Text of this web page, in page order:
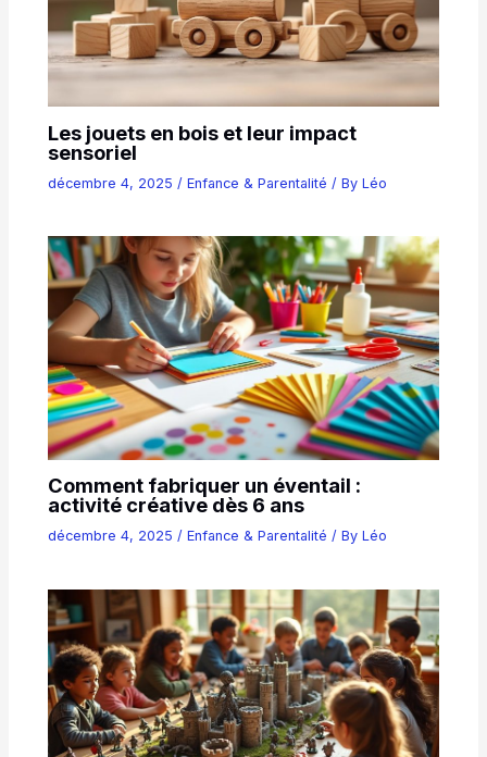
Les jouets en bois et leur impact
sensoriel
décembre 4, 2025 /Enfance & Parentalité / ByLéo
Comment fabriquer un éventail :
activité créative dès 6 ans
décembre 4, 2025/Enfance & Parentalité / ByLéo